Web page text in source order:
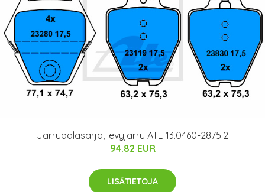
Jarrupalasarja, levyjarru ATE 13.0460-2875.2
94.82 EUR
LISÄTIETOJA